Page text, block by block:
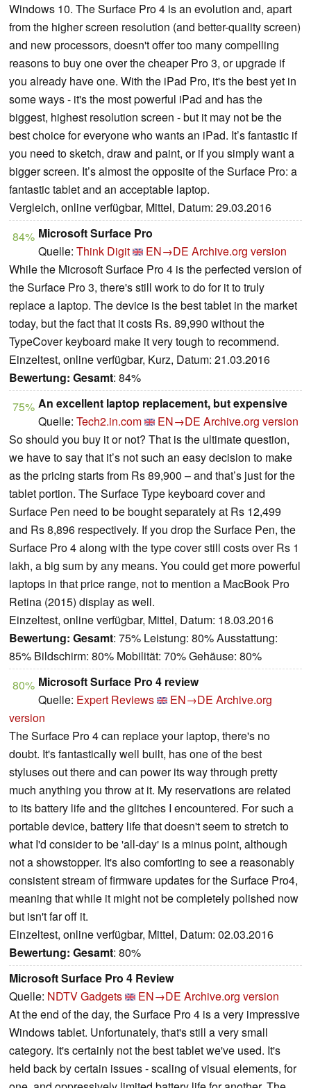
Windows 10. The Surface Pro 4 is an evolution and, apart
from the higher screen resolution (and better-quality screen)
and new processors, doesn't offer too many compelling
reasons to buy one over the cheaper Pro 3, or upgrade if
you already have one. With the iPad Pro, it's the best yet in
some ways - it's the most powerful iPad and has the
biggest, highest resolution screen - but it may not be the
best choice for everyone who wants an iPad. It’s fantastic if
you need to sketch, draw and paint, or if you simply want a
bigger screen. It’s almost the opposite of the Surface Pro: a
fantastic tablet and an acceptable laptop.
Vergleich, online verfügbar, Mittel, Datum: 29.03.2016
84% Microsoft Surface Pro
Quelle: Think Digit EN→DE Archive.org version
While the Microsoft Surface Pro 4 is the perfected version of
the Surface Pro 3, there's still work to do for it to truly
replace a laptop. The device is the best tablet in the market
today, but the fact that it costs Rs. 89,990 without the
TypeCover keyboard make it very tough to recommend.
Einzeltest, online verfügbar, Kurz, Datum: 21.03.2016
Bewertung: Gesamt: 84%
75% An excellent laptop replacement, but expensive
Quelle: Tech2.in.com EN→DE Archive.org version
So should you buy it or not? That is the ultimate question,
we have to say that it’s not such an easy decision to make
as the pricing starts from Rs 89,900 – and that’s just for the
tablet portion. The Surface Type keyboard cover and
Surface Pen need to be bought separately at Rs 12,499
and Rs 8,896 respectively. If you drop the Surface Pen, the
Surface Pro 4 along with the type cover still costs over Rs 1
lakh, a big sum by any means. You could get more powerful
laptops in that price range, not to mention a MacBook Pro
Retina (2015) display as well.
Einzeltest, online verfügbar, Mittel, Datum: 18.03.2016
Bewertung: Gesamt: 75% Leistung: 80% Ausstattung:
85% Bildschirm: 80% Mobilität: 70% Gehäuse: 80%
80% Microsoft Surface Pro 4 review
Quelle: Expert Reviews EN→DE Archive.org
version
The Surface Pro 4 can replace your laptop, there's no
doubt. It's fantastically well built, has one of the best
styluses out there and can power its way through pretty
much anything you throw at it. My reservations are related
to its battery life and the glitches I encountered. For such a
portable device, battery life that doesn't seem to stretch to
what I'd consider to be 'all-day' is a minus point, although
not a showstopper. It's also comforting to see a reasonably
consistent stream of firmware updates for the Surface Pro4,
meaning that while it might not be completely polished now
but isn't far off it.
Einzeltest, online verfügbar, Mittel, Datum: 02.03.2016
Bewertung: Gesamt: 80%
Microsoft Surface Pro 4 Review
Quelle: NDTV Gadgets EN→DE Archive.org version
At the end of the day, the Surface Pro 4 is a very impressive
Windows tablet. Unfortunately, that's still a very small
category. It's certainly not the best tablet we've used. It's
held back by certain issues - scaling of visual elements, for